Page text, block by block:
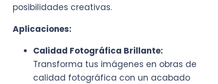
posibilidades creativas.
Aplicaciones:
Calidad Fotográfica Brillante:
Transforma tus imágenes en obras de
calidad fotográfica con un acabado